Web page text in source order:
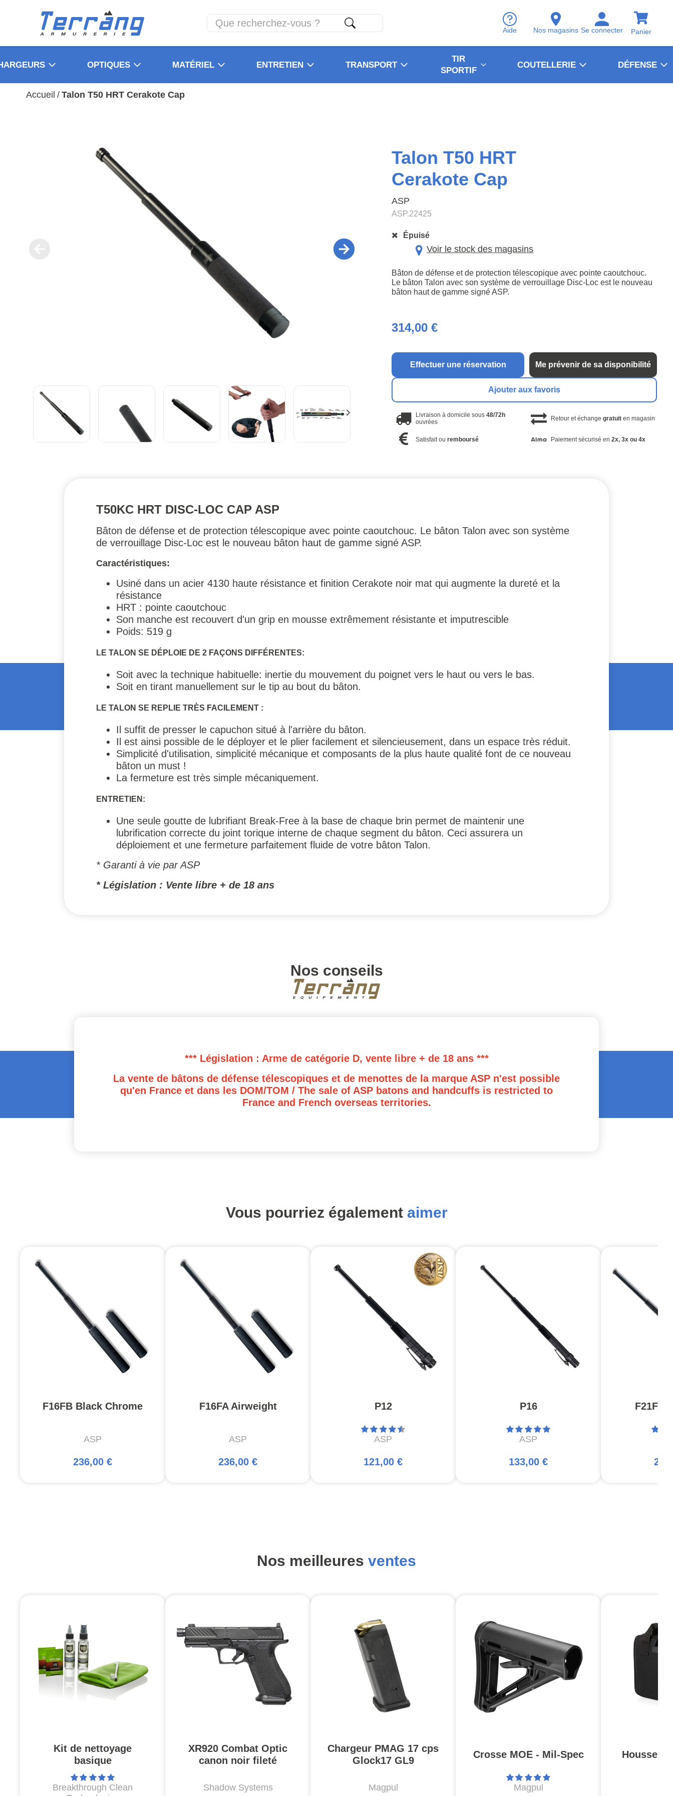
Aide Nos magasins Se connecter Panier
OPTIQUES MATÉRIEL ENTRETIEN TRANSPORT
TIR
SPORTIF
COUTELLERIE DÉFENSE
Accueil / Talon T50 HRT Cerakote Cap
Talon T50 HRT
Cerakote Cap
ASP
ASP.22425
Épuisé
Voir le stock des magasins
Bâton de défense et de protection télescopique avec pointe caoutchouc.
Le bâton Talon avec son système de verrouillage Disc-Loc est le nouveau
bâton haut de gamme signé ASP.
314,00 €
Effectuer une réservation Me prévenir de sa disponibilité
Ajouter aux favoris
Livraison à domicile sous48/72h
ouvrées
Retour et échange gratuiten magasin
Satisfait ouremboursé Paiement sécurisé en 2x, 3x ou 4x
T50KC HRT DISC-LOC CAP ASP
Bâton de défense et de protection télescopique avec pointe caoutchouc. Le bâton Talon avec son système
de verrouillage Disc-Loc est le nouveau bâton haut de gamme signé ASP.
Caractéristiques:
Usiné dans un acier 4130 haute résistance et finition Cerakote noir mat qui augmente la dureté et la
résistance
HRT : pointe caoutchouc
Son manche est recouvert d'un grip en mousse extrêmement résistante et imputrescible
Poids: 519 g
LE TALON SE DÉPLOIE DE 2 FAÇONS DIFFÉRENTES:
Soit avec la technique habituelle: inertie du mouvement du poignet vers le haut ou vers le bas.
Soit en tirant manuellement sur le tip au bout du bâton.
LE TALON SE REPLIE TRÈS FACILEMENT :
Il suffit de presser le capuchon situé à l'arrière du bâton.
Il est ainsi possible de le déployer et le plier facilement et silencieusement, dans un espace très réduit.
Simplicité d'utilisation, simplicité mécanique et composants de la plus haute qualité font de ce nouveau
bâton un must !
La fermeture est très simple mécaniquement.
ENTRETIEN:
Une seule goutte de lubrifiant Break-Free à la base de chaque brin permet de maintenir une
lubrification correcte du joint torique interne de chaque segment du bâton. Ceci assurera un
déploiement et une fermeture parfaitement fluide de votre bâton Talon.
* Garanti à vie par ASP
* Législation : Vente libre + de 18 ans
Nos conseils
*** Législation : Arme de catégorie D, vente libre + de 18 ans ***
La vente de bâtons de défense télescopiques et de menottes de la marque ASP n'est possible
qu'en France et dans les DOM/TOM / The sale of ASP batons and handcuffs is restricted to
France and French overseas territories.
Vous pourriez également aimer
F16FB Black Chrome
ASP
236,00 €
F16FA Airweight
ASP
236,00 €
P12
ASP
121,00 €
P16
ASP
133,00 €
F21FA
Nos meilleures ventes
Kit de nettoyage
basique
Breakthrough Clean
XR920 Combat Optic
canon noir fileté
Shadow Systems
Chargeur PMAG 17 cps
Glock17 GL9
Magpul
Crosse MOE - Mil-Spec
Magpul
Housse